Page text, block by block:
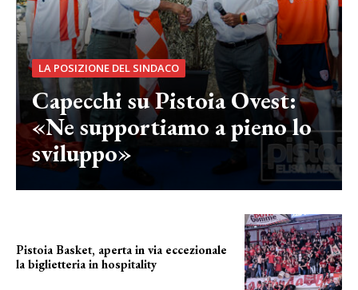
LA POSIZIONE DEL SINDACO
Capecchi su Pistoia Ovest:
«Ne supportiamo a pieno lo
sviluppo»
Pistoia Basket, aperta in via eccezionale
la biglietteria in hospitality